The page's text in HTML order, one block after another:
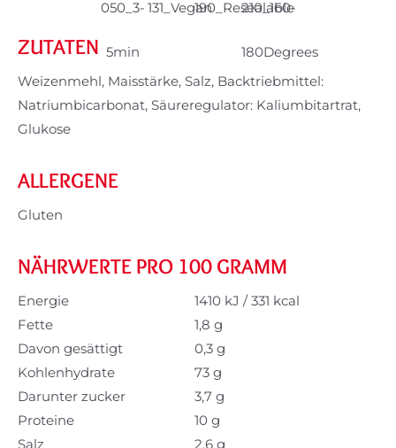
ZUTATEN
Weizenmehl, Maisstärke, Salz, Backtriebmittel:
Natriumbicarbonat, Säureregulator: Kaliumbitartrat,
Glukose
ALLERGENE
Gluten
NÄHRWERTE PRO 100 GRAMM
Energie
1410 kJ / 331 kcal
Fette
1,8 g
Davon gesättigt
0,3 g
Kohlenhydrate
73 g
Darunter zucker
3,7 g
Proteine
10 g
Salz
2,6 g